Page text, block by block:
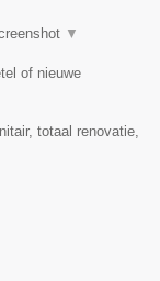
▼
of nieuwe
totaal renovatie,